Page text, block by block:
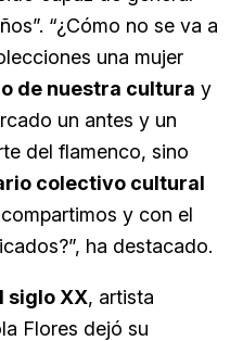
“¿Cómo no se va a
una mujer
de nuestra cultura y
un antes y un
del flamenco, sino
colectivo cultural
y con el
ha destacado.
siglo XX, artista
Flores dejó su